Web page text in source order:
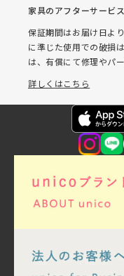
家具のアフターサービ
保証期間はお届け日よ
に準じた使用での破損
は、有償にて修理やパ
詳しくはこちら